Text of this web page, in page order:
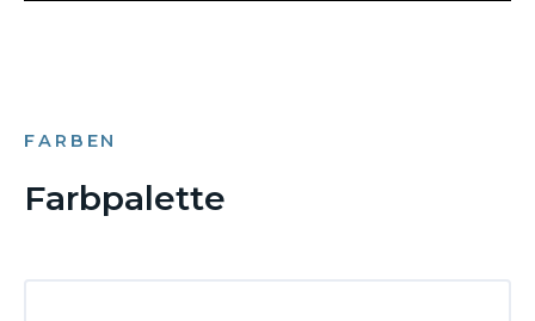
FARBEN
Farbpalette